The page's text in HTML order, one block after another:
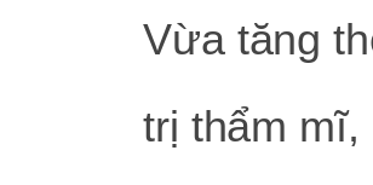
Vừa tăng
trị thẩm mĩ,